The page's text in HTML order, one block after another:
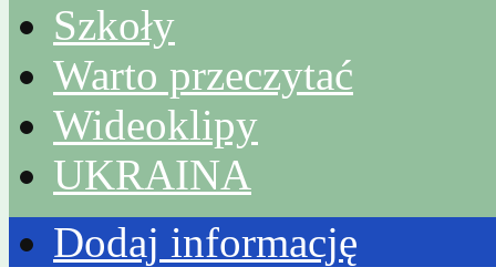
Szkoły
Warto przeczytać
Wideoklipy
UKRAINA
Dodaj informację